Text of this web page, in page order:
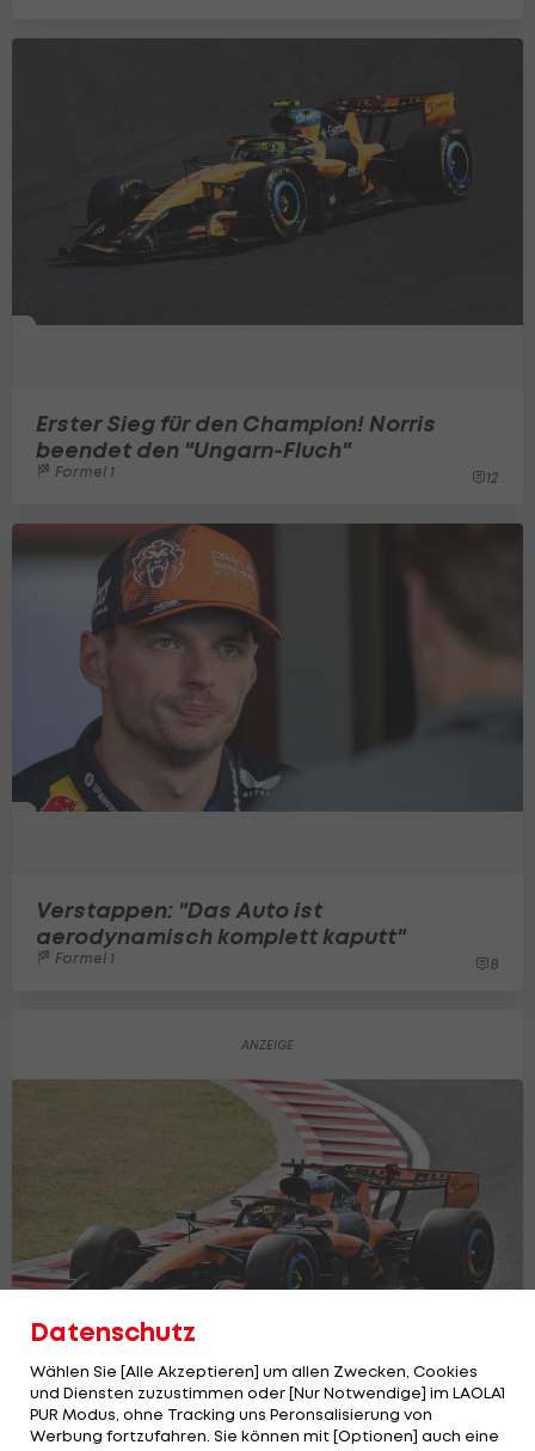
Erster Sieg für den Champion! Norris
beendet den "Ungarn-Fluch"
Formel 1 12
Verstappen: "Das Auto ist
aerodynamisch komplett kaputt"
Formel 1 8
Datenschutz
Wählen Sie [Alle Akzeptieren] um allen Zwecken, Cookies
und Diensten zuzustimmen oder [Nur Notwendige] im LAOLA1
PUR Modus, ohne Tracking uns Peronsalisierung von
Werbung fortzufahren. Sie können mit [Optionen] auch eine